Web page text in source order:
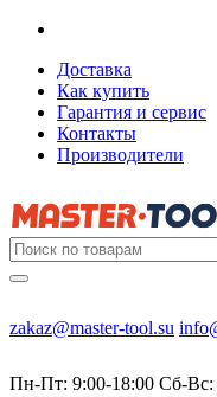
Доставка
Как купить
Гарантия и сервис
Контакты
Производители
zakaz@master-tool.su
Пн-Пт: 9:00-18:00 Cб-Вс: